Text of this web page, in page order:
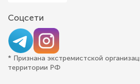
Соцсети
* Признана экстремистской
территории РФ